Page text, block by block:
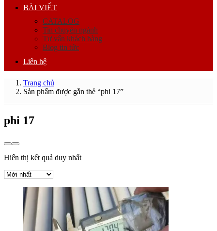
BÀI VIẾT
CATALOG
Tin chuyên ngành
Tư vấn khách hàng
Blog tin tức
Liên hệ
Trang chủ
Sản phẩm được gắn thẻ “phi 17”
phi 17
Hiển thị kết quả duy nhất